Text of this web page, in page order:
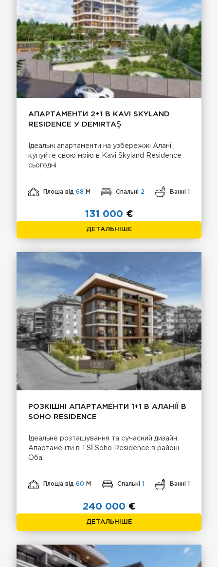
АПАРТАМЕНТИ 2+1 В KAVI SKYLAND
RESIDENCE У DEMIRTAŞ
Ідеальні апартаменти на узбережжі Аланії,
купуйте свою мрію в Kavi Skyland Residence
сьогодні.
Площа від68 М Спальні 2 Ванні 1
131 000 €
ДЕТАЛЬНІШЕ
РОЗКІШНІ АПАРТАМЕНТИ 1+1 В АЛАНІЇ В
SOHO RESIDENCE
Ідеальне розташування та сучасний дизайн:
Апартаменти в TSİ Soho Residence в районі
Оба.
Площа від60 М Спальні Ванні
240 000 €
ДЕТАЛЬНІШЕ